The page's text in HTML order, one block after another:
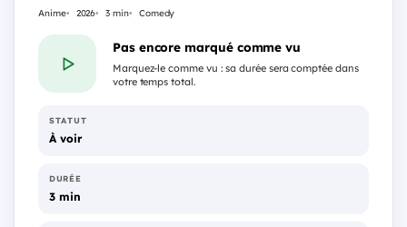
Anime 2026 3 min Comedy
Pas encore marqué comme vu
Marquez-le comme vu : sa durée sera comptée dans
votre temps total.
STATUT
À voir
DURÉE
3 min